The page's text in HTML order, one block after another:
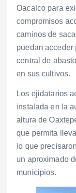
Oacalco para
compromisos
caminos de
puedan acceder
central de
en sus cultivos.
Los ejidatarios
instalada en la
altura de
que permita
lo que
un aproximado
municipios.